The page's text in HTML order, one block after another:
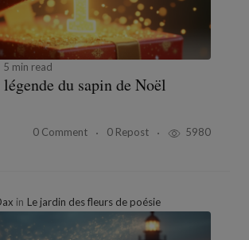
5 min read
du sapin de Noël
0 Comment 0 Repost 5980
in Le jardin des fleurs de poésie